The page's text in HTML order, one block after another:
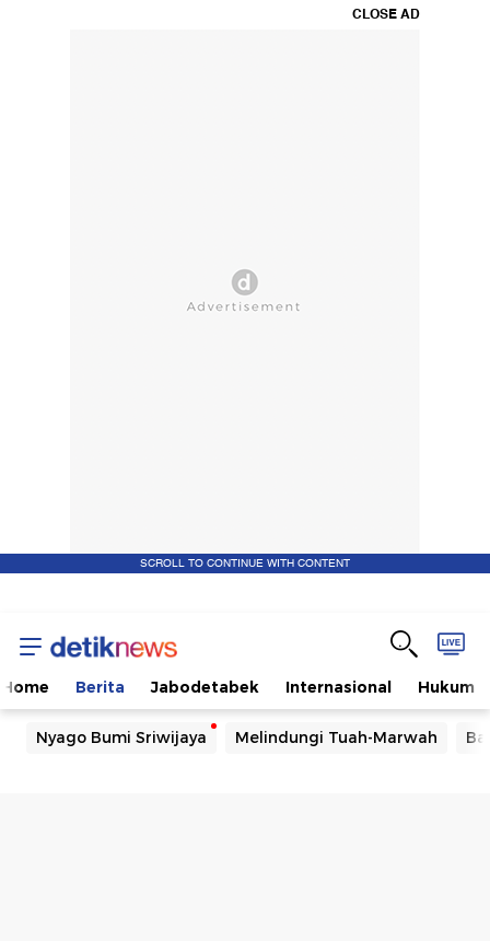
CLOSE AD
SCROLL TO CONTINUE WITH CONTENT
Home Berita Jabodetabek Internasional Hukum
Nyago Bumi Sriwijaya Melindungi Tuah-Marwah